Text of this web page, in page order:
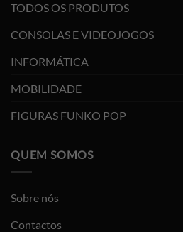
TODOS OS PRODUTOS
CONSOLAS E VIDEOJOGOS
INFORMÁTICA
MOBILIDADE
FIGURAS FUNKO POP
QUEM SOMOS
Sobre nós
Contactos